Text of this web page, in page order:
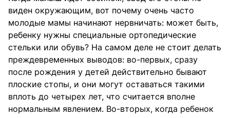
виден окружающим, вот почему очень часто
молодые мамы начинают нервничать: может быть,
ребенку нужны специальные ортопедические
стельки или обувь? На самом деле не стоит делать
преждевременных выводов: во-первых, сразу
после рождения у детей действительно бывают
плоские стопы, и они могут оставаться такими
вплоть до четырех лет, что считается вполне
нормальным явлением. Во-вторых, когда ребенок